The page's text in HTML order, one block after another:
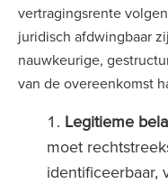
vertragingsrente
juridisch afdwingbaar
nauwkeurige,
van de overeenkomst
Legitieme
moet
identificeerbaar,